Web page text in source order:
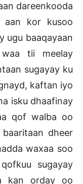
dareenkooda
aan kor kusoo
ugu baaqayaan
waa tii meelay
sugayay ku
kaftan iyo
isku dhaafinay
qof walba oo
dheer
waxaa soo
sugayay
kan orday oo